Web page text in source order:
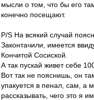
мысли о том, что бы его
конечно посещают.
P/S На всякий случай
Законтачили, имеется
Кончитой Сосиской.
А так пускай живет себе
Вот так не пояснишь, он
упакуется в пенал, сам, а
рассказывать, чего это я